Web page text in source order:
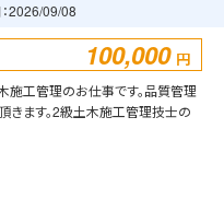
2026/09/08
100,000 円
施工管理のお仕事です。品質管理
きます。2級土木施工管理技士の